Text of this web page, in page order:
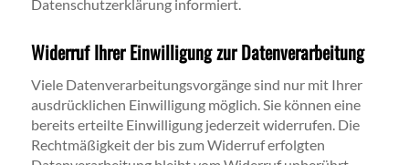
Datenschutzerklärung informiert.
Widerruf Ihrer Einwilligung zur Datenverarbeitung
Viele Datenverarbeitungsvorgänge sind nur mit Ihrer
ausdrücklichen Einwilligung möglich. Sie können eine
bereits erteilte Einwilligung jederzeit widerrufen. Die
Rechtmäßigkeit der bis zum Widerruf erfolgten